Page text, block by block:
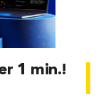
1 min.!